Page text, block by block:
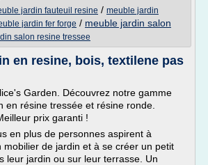
jardin fauteuil resine / meuble jardin
jardin fer forge / meuble jardin salon
salon resine tressee
en resine, bois, textilene pas
Garden. Découvrez notre gamme
en résine tressée et résine ronde.
prix garanti !
en plus de personnes aspirent à
mobilier de jardin et à se créer un petit
leur jardin ou sur leur terrasse. Un